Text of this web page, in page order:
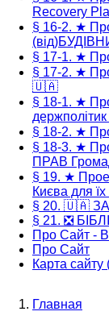
Recovery
§ 16-2. ★
§ 17-1. ★
§ 17-2. ★
🇺🇦
§ 18-1. ★
держполітик
§ 18-2. ★
§ 18-3. ★
ПРАВ
§ 19. ★
Києва для
§ 20. 🇺🇦
§ 21. ❎
Про Сайт -
Про Сайт
Карта сайту
Главная